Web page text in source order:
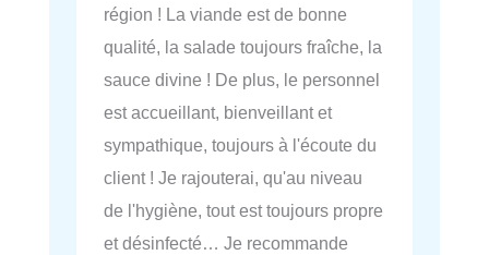
région ! La viande est de bonne
qualité, la salade toujours fraîche, la
sauce divine ! De plus, le personnel
est accueillant, bienveillant et
sympathique, toujours à l'écoute du
client ! Je rajouterai, qu'au niveau
de l'hygiène, tout est toujours propre
et désinfecté… Je recommande